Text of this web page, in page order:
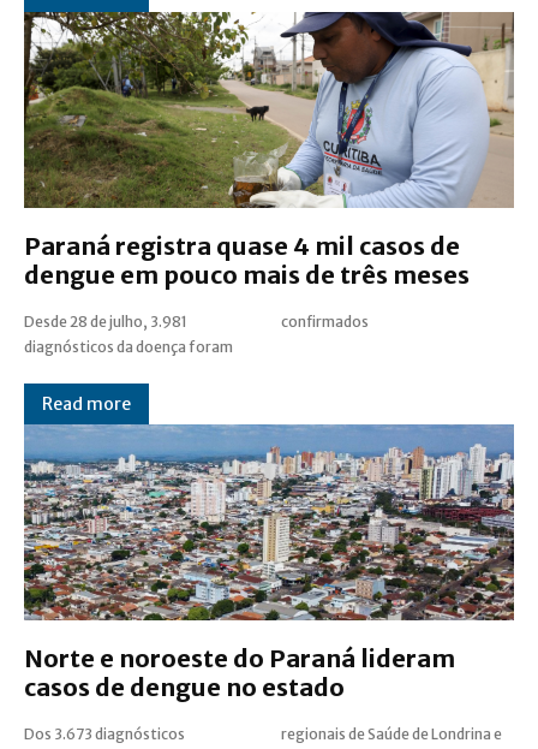
Paraná registra quase 4 mil casos de
dengue em pouco mais de três meses
Desde 28 de julho, 3.981
diagnósticos da doença foram
confirmados
Read more
Norte e noroeste do Paraná lideram
casos de dengue no estado
Dos 3.673 diagnósticos
regionais de Saúde de Londrina e